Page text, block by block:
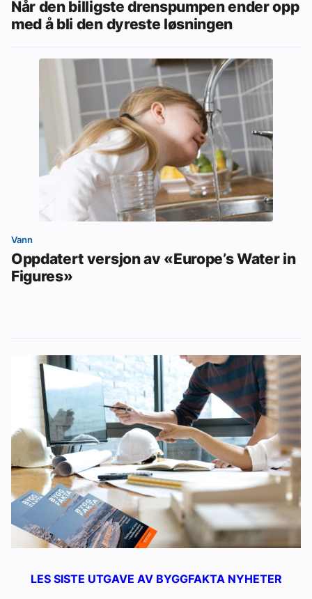
Når den billigste drenspumpen ender opp
med å bli den dyreste løsningen
Vann
Oppdatert versjon av «Europe’s Water in
Figures»
LES SISTE UTGAVE AV BYGGFAKTA NYHETER